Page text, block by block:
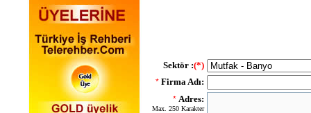
Sektör :(*)
* Firma Adı:
* Adres:
Max. 250 Karakter